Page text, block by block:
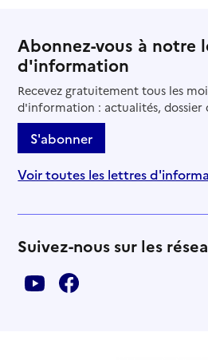
Abonnez-vous à notre
d'information
Recevez gratuitement tous les
d'information : actualités, dossier
S'abonner
Voir toutes les lettres
Suivez-nous sur les